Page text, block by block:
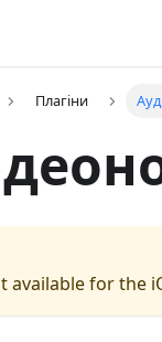
Плагіни
for the